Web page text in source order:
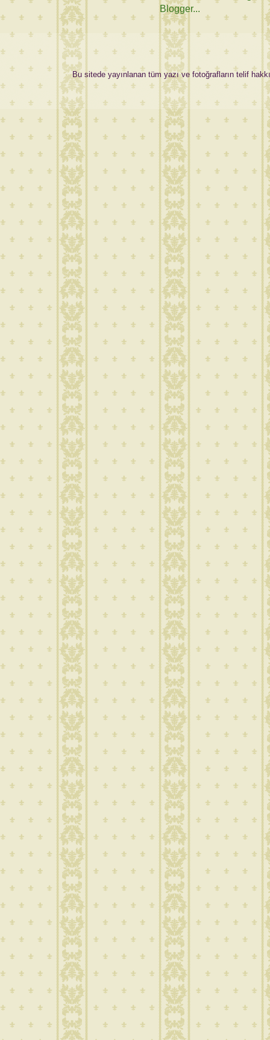
Bu sitede yayınlanan tüm yazı ve fotoğrafların telif